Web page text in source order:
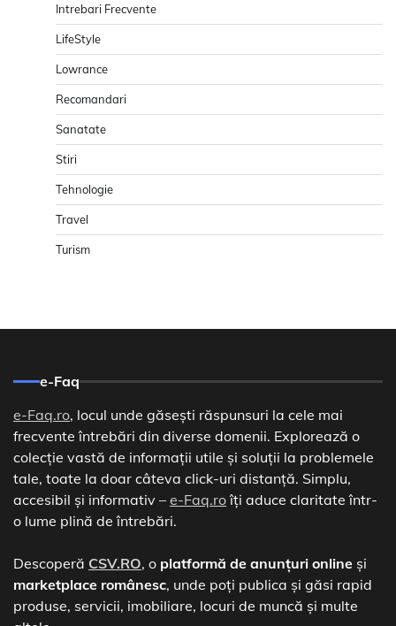
Intrebari Frecvente
LifeStyle
Lowrance
Recomandari
Sanatate
Stiri
Tehnologie
Travel
Turism
e-Faq
e-Faq.ro, locul unde găsești răspunsuri la cele mai
frecvente întrebări din diverse domenii. Explorează o
colecție vastă de informații utile și soluții la problemele
tale, toate la doar câteva click-uri distanță. Simplu,
accesibil și informativ – e-Faq.roîți aduce claritate într-
o lume plină de întrebări.
Descoperă CSV.RO, o platformă de anunțuri online și
marketplace românesc, unde poți publica și găsi rapid
produse, servicii, imobiliare, locuri de muncă și multe